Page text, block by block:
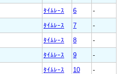
ﾀｲﾑﾚｰｽ 6
-
ﾀｲﾑﾚｰｽ 7
-
ﾀｲﾑﾚｰｽ 8
-
ﾀｲﾑﾚｰｽ 9
-
ﾀｲﾑﾚｰｽ 10
-